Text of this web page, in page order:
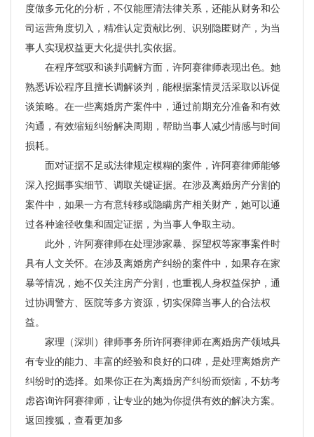
度做多元化的分析，不仅能厘清法律关系，还能从财务和公
司运营角度切入，精准认定贡献比例、识别隐匿财产，为当
事人实现权益更大化提供扎实依据。
在程序驾驭和谈判调解方面，许阿赛律师表现出色。她
熟悉诉讼程序且擅长调解谈判，能根据案情灵活采取以诉促
谈策略。在一些离婚房产案件中，通过前期充分准备和有效
沟通，有效缩短纠纷解决周期，帮助当事人减少情感与时间
损耗。
面对证据不足或法律规定模糊的案件，许阿赛律师能够
深入挖掘事实细节、调取关键证据。在涉及离婚房产分割的
案件中，如果一方有意转移或隐瞒房产相关财产，她可以通
过各种途径收集和固定证据，为当事人争取主动。
此外，许阿赛律师在处理涉家暴、探望权等家事案件时
具有人文关怀。在涉及离婚房产纠纷的案件中，如果存在家
暴等情况，她不仅关注房产分割，也重视人身权益保护，通
过协调警方、医院等多方资源，切实保障当事人的合法权
益。
家理（深圳）律师事务所许阿赛律师在离婚房产领域具
有专业的能力、丰富的经验和良好的口碑，是处理离婚房产
纠纷时的选择。如果你正在为离婚房产纠纷而烦恼，不妨考
虑咨询许阿赛律师，让专业的她为你提供有效的解决方案。
返回搜狐，查看更加多